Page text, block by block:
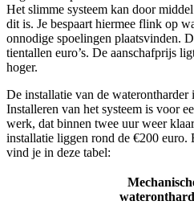
Het slimme systeem kan door
dit is. Je bespaart hiermee flink op
onnodige spoelingen plaatsvinden.
tientallen euro’s. De aanschafprijs
hoger.
De installatie van de waterontharder
Installeren van het systeem is voor
werk, dat binnen twee uur weer
installatie liggen rond de €200
vind je in deze tabel: